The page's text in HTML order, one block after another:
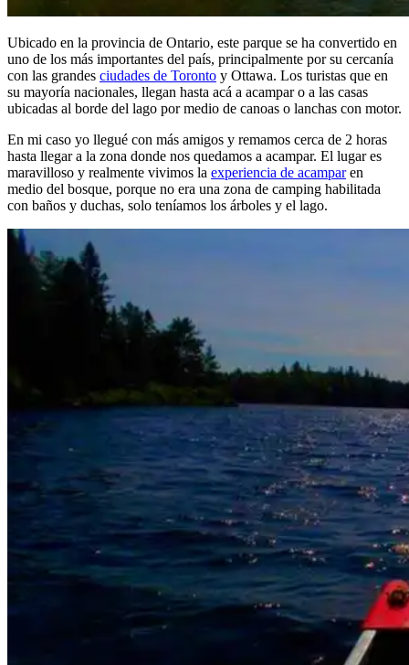
Ubicado en la provincia de Ontario, este parque se ha convertido en
uno de los más importantes del país, principalmente por su cercanía
con las grandes ciudades de Toronto y Ottawa. Los turistas que en
su mayoría nacionales, llegan hasta acá a acampar o a las casas
ubicadas al borde del lago por medio de canoas o lanchas con motor.
En mi caso yo llegué con más amigos y remamos cerca de 2 horas
hasta llegar a la zona donde nos quedamos a acampar. El lugar es
maravilloso y realmente vivimos la experiencia de acamparen
medio del bosque, porque no era una zona de camping habilitada
con baños y duchas, solo teníamos los árboles y el lago.